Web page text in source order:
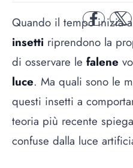
facebook
Quando il tempo inizia
insetti riprendono la
di osservare le falene
luce. Ma quali sono le
questi insetti a
teoria più recente
confuse dalla luce